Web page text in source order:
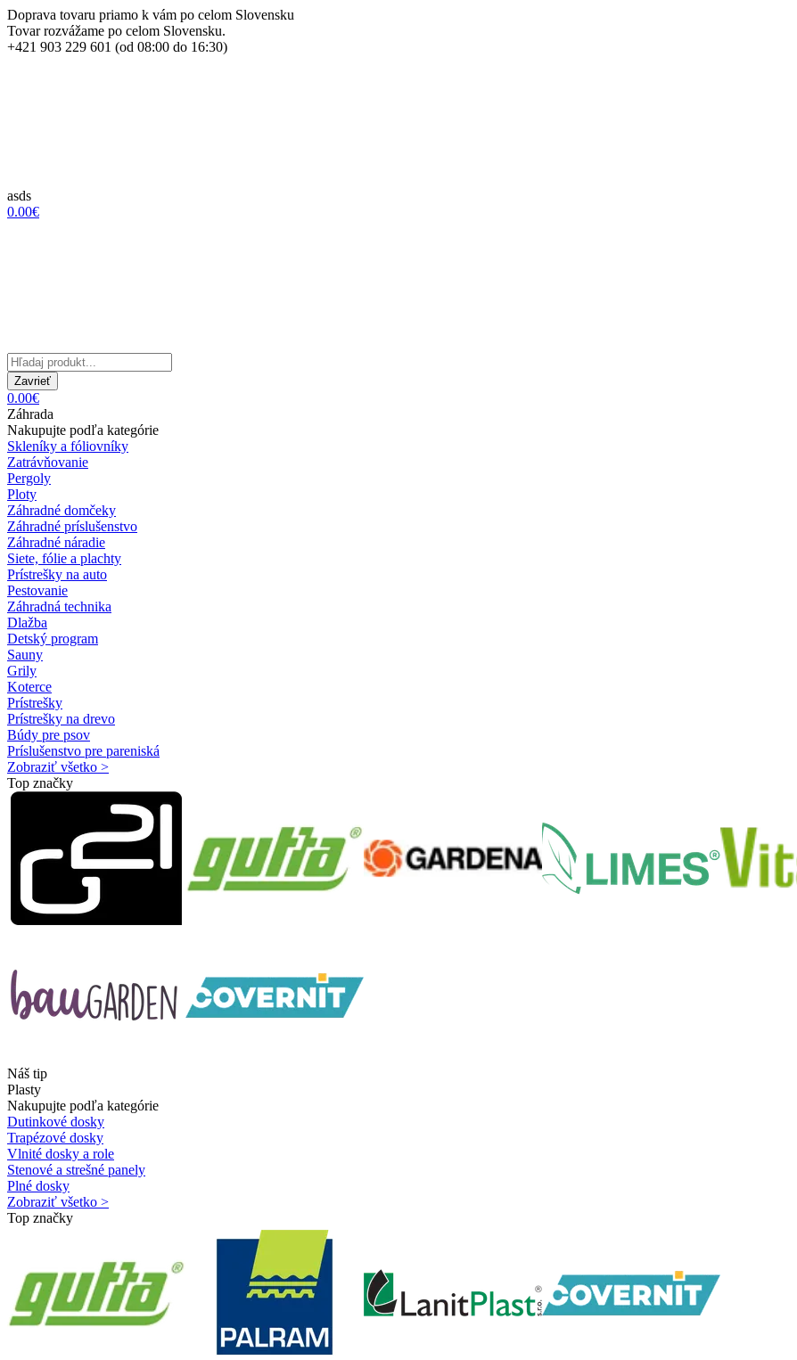
Doprava tovaru priamo k vám po celom Slovensku
Tovar rozvážame po celom Slovensku.
+421 903 229 601 (od 08:00 do 16:30)
asds
0.00€
Zavrieť
0.00€
Záhrada
Nakupujte podľa kategórie
Skleníky a fóliovníky
Zatrávňovanie
Pergoly
Ploty
Záhradné domčeky
Záhradné príslušenstvo
Záhradné náradie
Siete, fólie a plachty
Prístrešky na auto
Pestovanie
Záhradná technika
Dlažba
Detský program
Sauny
Grily
Koterce
Prístrešky
Prístrešky na drevo
Búdy pre psov
Príslušenstvo pre pareniská
Zobraziť všetko >
Top značky
Náš tip
Plasty
Nakupujte podľa kategórie
Dutinkové dosky
Trapézové dosky
Vlnité dosky a role
Stenové a strešné panely
Plné dosky
Zobraziť všetko >
Top značky